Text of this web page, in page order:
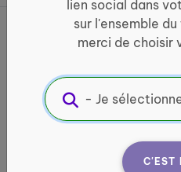
lien social dans
sur l'ensemble
merci de choisir
C'EST
Bibliothèque
LOISIRS ET CULTURE
Informations